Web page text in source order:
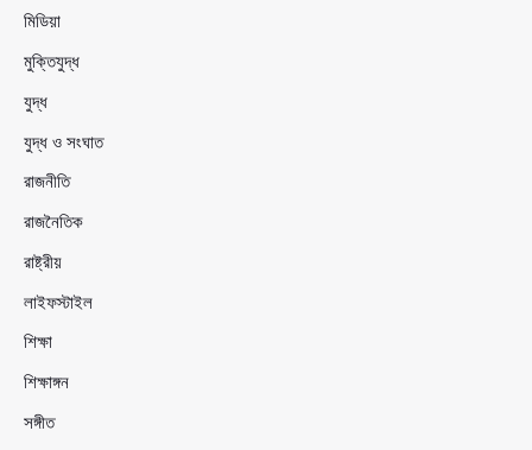
মিডিয়া
মুক্তিযুদ্ধ
যুদ্ধ
যুদ্ধ ও সংঘাত
রাজনীতি
রাজনৈতিক
রাষ্ট্রীয়
লাইফস্টাইল
শিক্ষা
শিক্ষাঙ্গন
সঙ্গীত